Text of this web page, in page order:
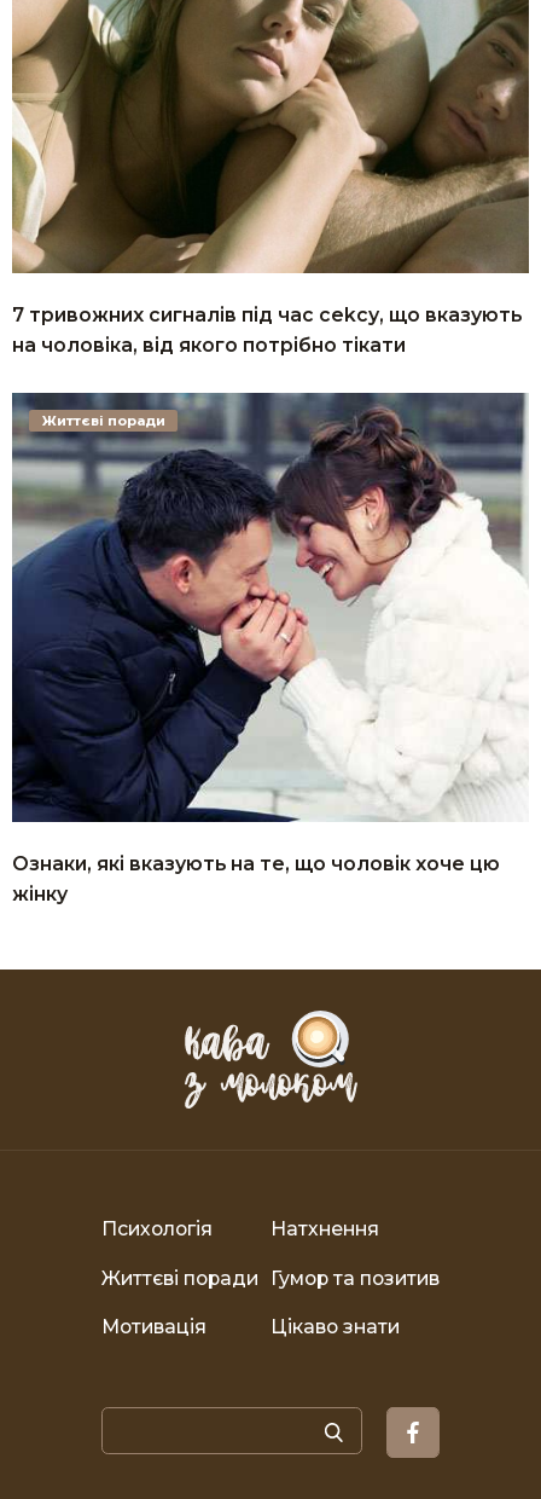
7 тривожних сигналів під час сеkсу, що вказують
на чоловіка, від якого потрібно тікати
Ознаки, які вказують на те, що чоловік хоче цю
жінку
Життєві поради
Психологія Натхнення
Життєві поради Гумор та позитив
Мотивація Цікаво знати